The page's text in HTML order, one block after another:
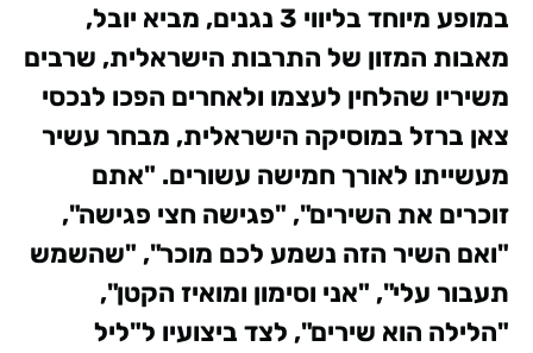
במופע מיוחד בליווי 3 נגנים, מביא יובל,
מאבות המזון של התרבות הישראלית, שרבים
משיריו שהלחין לעצמו ולאחרים הפכו לנכסי
צאן ברזל במוסיקה הישראלית, מבחר עשיר
מעשייתו לאורך חמישה עשורים. "אתם
זוכרים את השירים", "פגישה חצי פגישה",
"ואם השיר הזה נשמע לכם מוכר", "שהשמש
תעבור עלי", "אני וסימון ומואיז הקטן",
"הלילה הוא שירים", לצד ביצועיו ל"ליל